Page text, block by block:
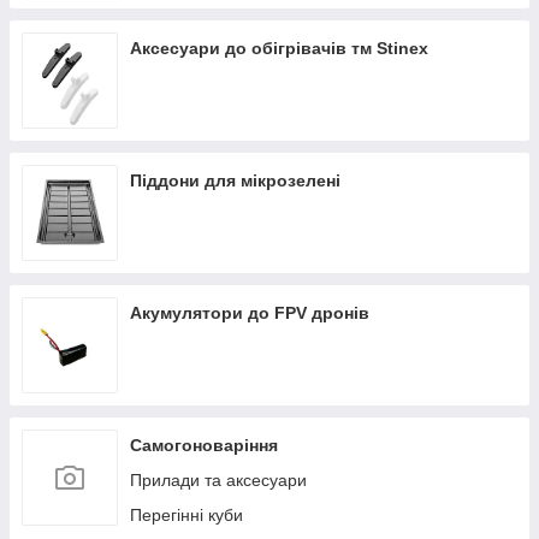
Аксесуари до обігрівачів тм Stinex
Піддони для мікрозелені
Акумулятори до FPV дронів
Самогоноваріння
Прилади та аксесуари
Перегінні куби